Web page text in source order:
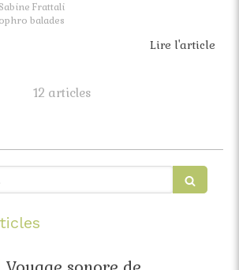
Sabine Frattali
balades
Lire l'article
12 articles